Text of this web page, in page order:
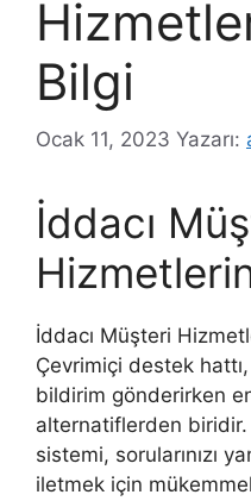
Bilgi
Ocak 11, 2023 Yazarı:
İddacı
İddacı Müşteri
Çevrimiçi destek
bildirim gönderirken
alternatiflerden
sistemi, sorularınızı
iletmek için